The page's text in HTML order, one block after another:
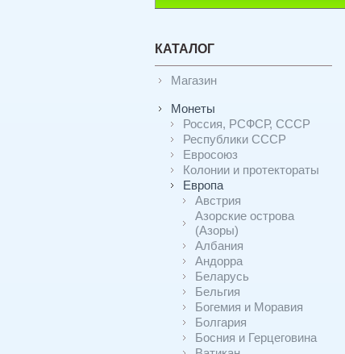
КАТАЛОГ
Магазин
Монеты
Россия, РСФСР, СССР
Республики СССР
Евросоюз
Колонии и протектораты
Европа
Австрия
Азорские острова
(Азоры)
Албания
Андорра
Беларусь
Бельгия
Богемия и Моравия
Болгария
Босния и Герцеговина